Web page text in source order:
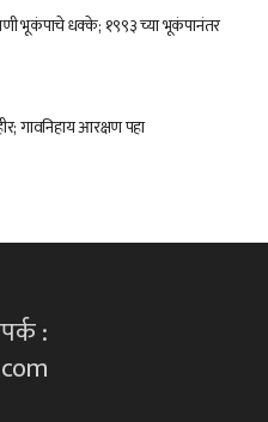
भूकंपाचे धक्के; १९९३ च्या भूकंपानंतर
गावनिहाय आरक्षण पहा
: